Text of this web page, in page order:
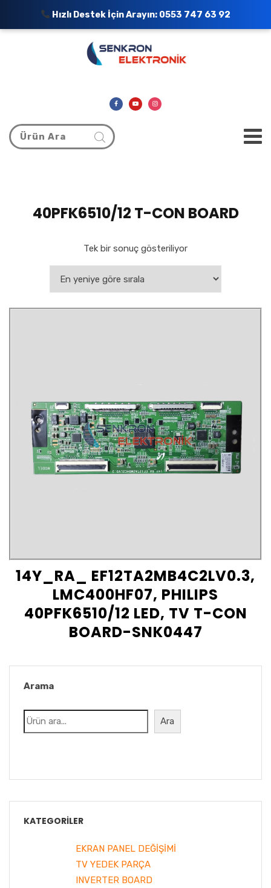
40PFK6510/12 T-CON BOARD
Tek bir sonuç gösteriliyor
14Y_RA_ EF12TA2MB4C2LV0.3,
LMC400HF07, PHILIPS
40PFK6510/12 LED, TV T-CON
BOARD-SNK0447
Arama
Ara
KATEGORILER
EKRAN PANEL DEĞİŞİMİ
TV YEDEK PARÇA
INVERTER BOARD
Hızlı Destek İçin Arayın: 0553 747 63 92